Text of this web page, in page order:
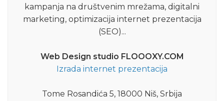
kampanja na društvenim mrežama, digitalni
marketing, optimizacija internet prezentacija
(SEO)...
Web Design studio FLOOOXY.COM
Izrada internet prezentacija
Tome Rosandića 5, 18000 Niš, Srbija